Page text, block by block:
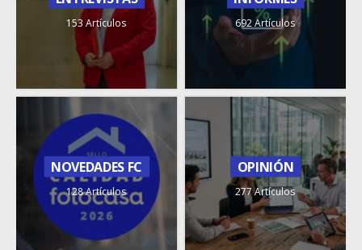
153 Artículos 692 Artículos
NOVEDADES FC
128 Artículos
OPINIÓN
277 Artículos